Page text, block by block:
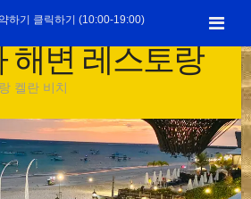
하기 클릭하기 (10:00-19:00)
해변 레스토랑
켈란 비치